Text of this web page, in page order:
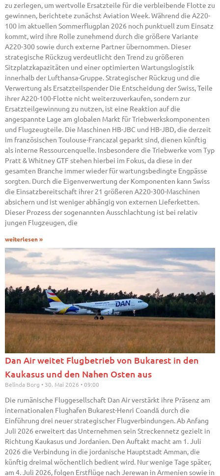
zu zerlegen, um wertvolle Ersatzteile für die verbleibende Flotte zu
gewinnen, berichtete zunächst Aviation Week. Während die A220-
100 im aktuellen Sommerflugplan 2026 noch punktuell zum Einsatz
kommt, wird ihre Rolle zunehmend durch die größere Variante
A220-300 sowie durch externe Partner übernommen. Dieser
strategische Rückzug verdeutlicht den Trend zu größeren
Sitzplatzkapazitäten und einer optimierten Wartungslogistik
innerhalb der Lufthansa-Gruppe. Strategischer Rückzug und die
Verwertung als Ersatzteilspender Die Entscheidung der Swiss, Teile
ihrer A220-100-Flotte nicht weiterzuverkaufen, sondern zur
Ersatzteilgewinnung zu nutzen, ist eine Reaktion auf die
angespannte Lage am globalen Markt für Triebwerkskomponenten
und Flugzeugteile. Die Maschinen HB-JBC und HB-JBD, die derzeit
im französischen Toulouse-Francazal geparkt sind, dienen künftig
als interne Ressourcenquelle. Insbesondere die Triebwerke vom Typ
Pratt & Whitney GTF stehen hierbei im Fokus, da diese in der
gesamten Branche immer wieder für wartungsbedingte Engpässe
sorgten. Durch die Eigenverwertung der Komponenten kann Swiss
die Einsatzbereitschaft ihrer 21 größeren A220-300-Maschinen
absichern und ist weniger abhängig von externen Lieferketten.
Dieser Prozess der sogenannten Ausschlachtung ist bei relativ
jungen Flugzeugen, die
weiterlesen »
Dan Air weitet Flugbetrieb von Bukarest in den
Kaukasus und den Nahen Osten aus
Belinda Borg 30. Mai 2026 09:00
Die rumänische Fluggesellschaft Dan Air verstärkt ihre Präsenz am
internationalen Flughafen Bukarest-Henri Coandă durch die
Einführung drei neuer strategischer Flugverbindungen. Ab Anfang
Juli 2026 erweitert das Unternehmen sein Streckennetz gezielt in
Richtung Kaukasus und Jordanien. Den Auftakt macht am 1. Juli
2026 die Verbindung in die jordanische Hauptstadt Amman, die
künftig dreimal wöchentlich bedient wird. Nur wenige Tage später,
am 4. Juli 2026, folgen Erstflüge nach Jerewan in Armenien sowie in